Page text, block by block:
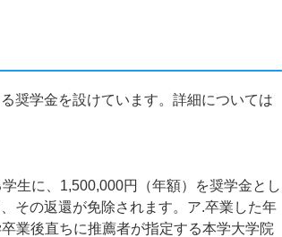
奨学金を設けています。詳細については
生に、1,500,000円（年額）を奨学金とし
その返還が免除されます。ア.卒業した年
業後直ちに推薦者が指定する本学大学院